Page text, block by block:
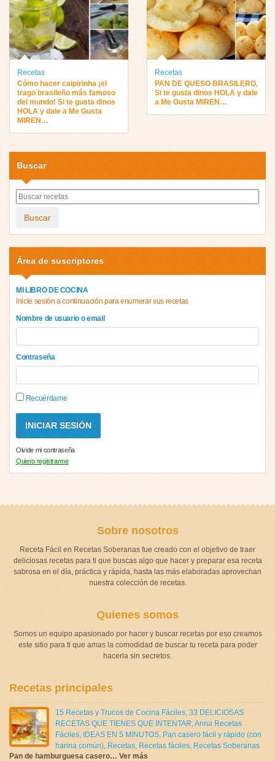
Recetas
Cómo hacer caipirinha ¡el
trago brasileño más famoso
del mundo! Si te gusta dinos
HOLA y dale a Me Gusta
MIREN…
Recetas
PAN DE QUESO BRASILERO,
Si te gusta dinos HOLA y dale
a Me Gusta MIREN…
Buscar
Buscar
Área de suscriptores
MI LIBRO DE COCINA
Inicie sesión a continuación para enumerar sus recetas
Nombre de usuario o email
Contraseña
Recuérdame
Olvide mi contraseña
Quiero registrarme
Sobre nosotros
Receta Fácil en Recetas Soberanas fue creado con el objetivo de traer
deliciosas recetas para ti que buscas algo que hacer y preparar esa receta
sabrosa en el día, práctica y rápida, hasta las más elaboradas aprovechan
nuestra colección de recetas.
Quienes somos
Somos un equipo apasionado por hacer y buscar recetas por eso creamos
este sitio para ti que amas la comodidad de buscar tu receta para poder
hacerla sin secretos.
Recetas principales
15 Recetas y Trucos de Cocina Fáciles, 33 DELICIOSAS
RECETAS QUE TIENES QUE INTENTAR,Anna Recetas
Fáciles, IDEAS EN 5 MINUTOS, Pan casero fácil y rápido (con
harina común), Recetas, Recetas fáciles, Recetas Soberanas
Pan de hamburguesa casero… Ver más